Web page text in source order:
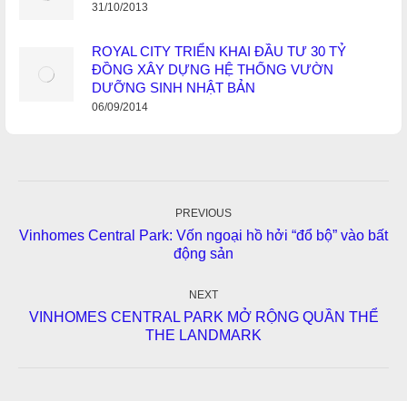
31/10/2013
ROYAL CITY TRIỂN KHAI ĐẦU TƯ 30 TỶ
ĐỒNG XÂY DỰNG HỆ THỐNG VƯỜN
DƯỠNG SINH NHẬT BẢN
06/09/2014
PREVIOUS
Previous
post:
Vinhomes Central Park: Vốn ngoại hồ hởi “đổ bộ” vào bất
động sản
NEXT
Next
post:
VINHOMES CENTRAL PARK MỞ RỘNG QUẦN THỂ
THE LANDMARK